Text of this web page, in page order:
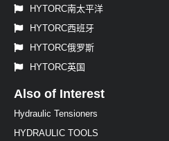
HYTORC南太平洋
HYTORC西班牙
HYTORC俄罗斯
HYTORC英国
Also of Interest
Hydraulic Tensioners
HYDRAULIC TOOLS